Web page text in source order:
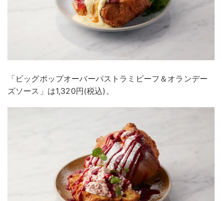
「ビッグポップオーバーパストラミビーフ＆オランデー
ズソース」は1,320円(税込)。